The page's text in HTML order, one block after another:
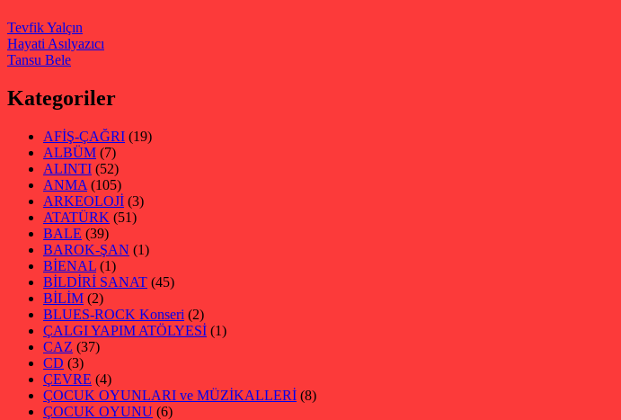
Tevfik Yalçın
Hayati Asılyazıcı
Tansu Bele
Kategoriler
AFİŞ-ÇAĞRI (19)
ALBÜM (7)
ALINTI (52)
ANMA (105)
ARKEOLOJİ (3)
ATATÜRK (51)
BALE (39)
BAROK-ŞAN (1)
BİENAL (1)
BİLDİRİ SANAT (45)
BİLİM (2)
BLUES-ROCK Konseri (2)
ÇALGI YAPIM ATÖLYESİ (1)
CAZ (37)
CD (3)
ÇEVRE (4)
ÇOCUK OYUNLARI ve MÜZİKALLERİ (8)
ÇOCUK OYUNU (6)